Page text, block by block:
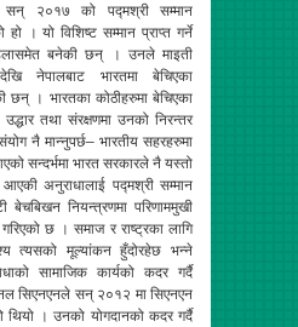
सन् २०१७ को पद्मश्री सम्मान
हो । यो विशिष्ट सम्मान प्राप्त गर्ने
बनेकी छन् । उनले माइती
नेपालबाट भारतमा बेचिएका
छन् । भारतका कोठीहरुमा बेचिएका
तथा संरक्षणमा उनको निरन्तर
नै मान्नुपर्छ– भारतीय सहरहरुमा
सन्दर्भमा भारत सरकारले नै यस्तो
आएकी अनुराधालाई पद्मश्री सम्मान
नियन्त्रणमा परिणाममुखी
गरिएको छ । समाज र राष्ट्रका लागि
त्यसको मूल्यांकन हुँदोरहेछ भन्ने
सामाजिक कार्यको कदर गर्दै
सिएनएनले सन् २०१२ मा सिएनएन
थियो । उनको योगदानको कदर गर्दै